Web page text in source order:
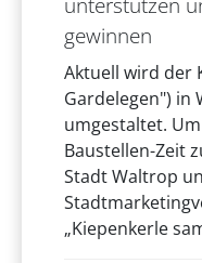
gewinnen
Aktuell wird der
Gardelegen") in
umgestaltet.
Baustellen-Zeit
Stadt Waltrop
„Kiepenkerle